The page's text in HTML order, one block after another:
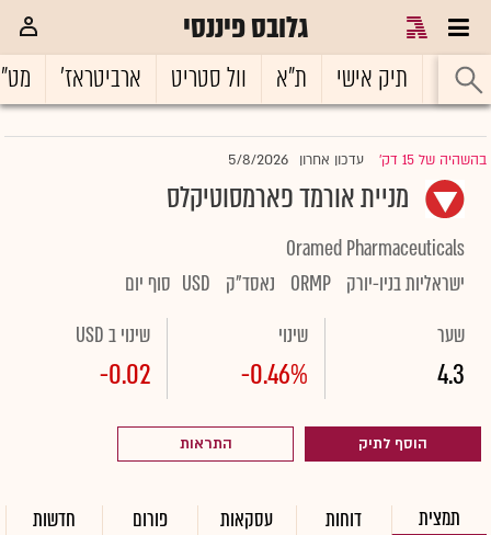
גלובס פיננסי
ראשי תיק אישי ת"א וול סטריט ארביטראז'
בהשהיה של 15 דק' |עדכון אחרון 5/8/2026
מניית אורמד פארמסוטיקלס
Oramed Pharmaceuticals
ישראליות בניו-יורק ORMP נאסד"ק USD סוף יום
שער
4.3
שינוי
-0.46%
שינוי ב USD
-0.02
הוסף לתיק התראות
תמצית דוחות עסקאות פורום חדשות